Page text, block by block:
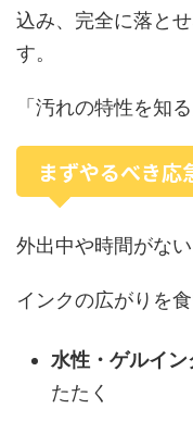
込み、完全に落と
す。
「汚れの特性を知
まずやるべき応
外出中や時間がな
インクの広がりを
水性・ゲルイン
たたく